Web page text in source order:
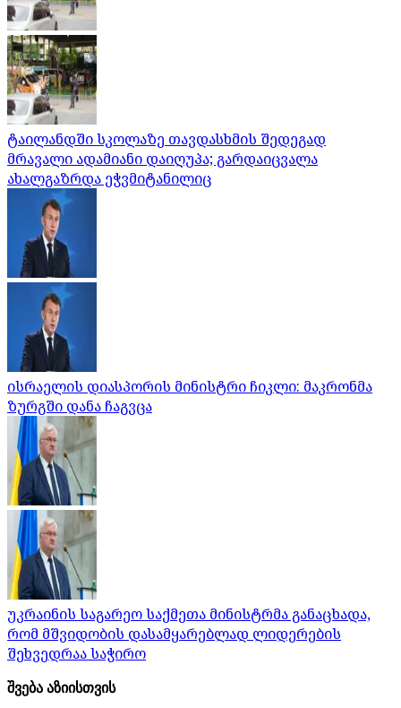
ტაილანდში სკოლაზე თავდასხმის შედეგად
მრავალი ადამიანი დაიღუპა; გარდაიცვალა
ახალგაზრდა ეჭვმიტანილიც
ისრაელის დიასპორის მინისტრი ჩიკლი: მაკრონმა
ზურგში დანა ჩაგვცა
უკრაინის საგარეო საქმეთა მინისტრმა განაცხადა,
რომ მშვიდობის დასამყარებლად ლიდერების
შეხვედრაა საჭირო
შვება აზიისთვის